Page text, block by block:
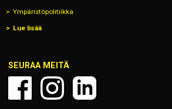
Ympäristöpolitiikka
Lue lisää
SEURAA MEITÄ